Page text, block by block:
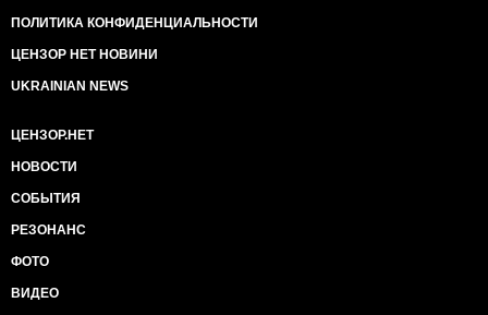
ПОЛИТИКА КОНФИДЕНЦИАЛЬНОСТИ
ЦЕНЗОР НЕТ НОВИНИ
UKRAINIAN NEWS
ЦЕНЗОР.НЕТ
НОВОСТИ
СОБЫТИЯ
РЕЗОНАНС
ФОТО
ВИДЕО